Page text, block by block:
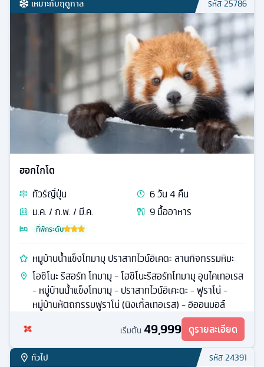
เหมาะกับฤดูกาล รหัส25786
ฮอกไกโด
ทัวร์ญี่ปุ่น 6วัน4 คืน
ม.ค. / ก.พ. / มี.ค.
9มื้ออาหาร
ที่พักระดับ
หมูบ้านน้ำแข็งโทมามุ ปราสาทไวน์อิเคดะ ลานกิจกรรมหิมะ
โอชิโนะ รีสอร์ท โทมามุ - โฮชิโนะรีสอร์ทโทมามุ อุนไคเทอเรส
- หมู่บ้านน้ำแข็งโทมามุ - ปราสาทไวน์อิเคะดะ - ฟูราโน่ -
หมู่บ้านหัตถกรรมฟูราโน่ (นิงเกิ้ลเทอเรส) - อิออนมอล์
เริ่มต้น 49,999 ดูรายละเอียด
ทั่วไป รหัส24391